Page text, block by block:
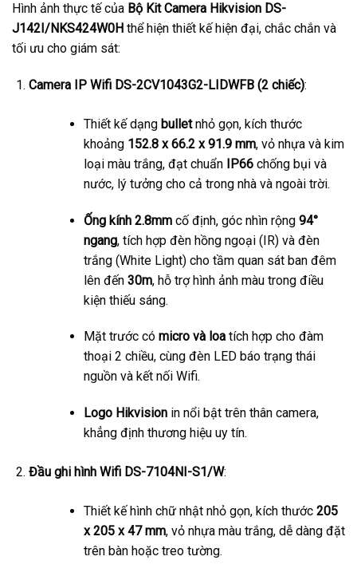
Hình ảnh thực tế của Bộ Kit Camera Hikvision DS-
J142I/NKS424W0H thể hiện thiết kế hiện đại, chắc chắn và
tối ưu cho giám sát:
Camera IP Wifi DS-2CV1043G2-LIDWFB (2 chiếc):
Thiết kế dạng bulletnhỏ gọn, kích thước
khoảng 152.8 x 66.2 x 91.9 mm, vỏ nhựa và kim
loại màu trắng, đạt chuẩn IP66chống bụi và
nước, lý tưởng cho cả trong nhà và ngoài trời.
Ống kính 2.8mmcố định, góc nhìn rộng 94°
ngang, tích hợp đèn hồng ngoại (IR) và đèn
trắng (White Light) cho tầm quan sát ban đêm
lên đến 30m, hỗ trợ hình ảnh màu trong điều
kiện thiếu sáng.
Mặt trước có micro và loatích hợp cho đàm
thoại 2 chiều, cùng đèn LED báo trạng thái
nguồn và kết nối Wifi.
Logo Hikvisionin nổi bật trên thân camera,
khẳng định thương hiệu uy tín.
Đầu ghi hình Wifi DS-7104NI-S1/W:
Thiết kế hình chữ nhật nhỏ gọn, kích thước 205
x 205 x 47 mm, vỏ nhựa màu trắng, dễ dàng đặt
trên bàn hoặc treo tường.